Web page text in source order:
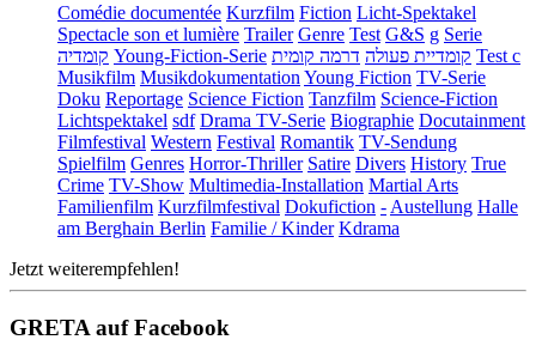
Comédie documentée Kurzfilm Fiction Licht-Spektakel
Spectacle son et lumière Trailer Genre Test G&S g Serie
קומדיה Young-Fiction-Serie קומדיית פעולה דרמה קומית
Test c
Musikfilm Musikdokumentation Young Fiction TV-Serie
Doku Reportage Science Fiction Tanzfilm Science-Fiction
Lichtspektakel sdf Drama TV-Serie Biographie Docutainment
Filmfestival Western Festival Romantik TV-Sendung
Spielfilm Genres Horror-Thriller Satire Divers History True
Crime TV-Show Multimedia-Installation Martial Arts
Familienfilm Kurzfilmfestival Dokufiction - Austellung Halle
am Berghain Berlin Familie / Kinder Kdrama
Jetzt weiterempfehlen!
GRETA auf Facebook